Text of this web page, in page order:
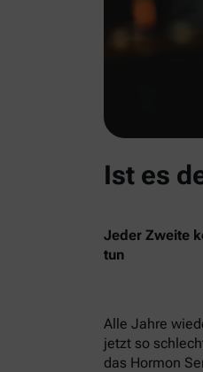
Ist es
Jeder Zweite
tun
Alle Jahre
jetzt so
das Hormon